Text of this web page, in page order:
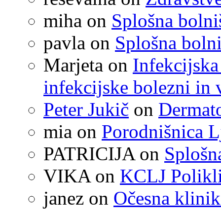
miha on Splošna
pavla on Splošna
Marjeta on
infekcijske bolezni in
Peter Jukič on
mia on Porodnišnica
PATRICIJAon
VIKAon KCLJ
janez on Očesna